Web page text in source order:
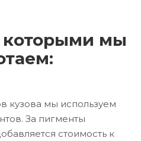
мы
кузова мы используем
За пигменты
стоимость к